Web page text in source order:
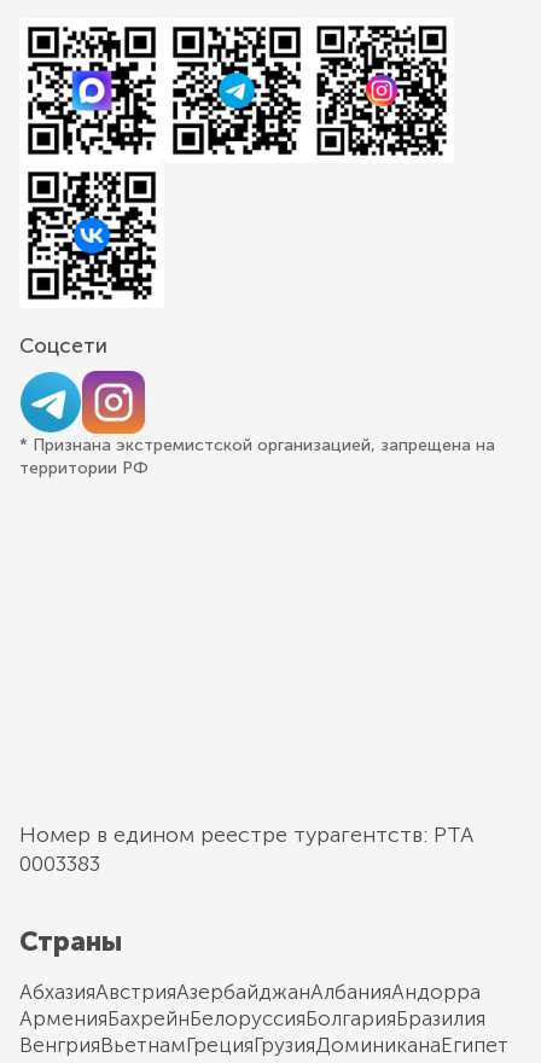
Соцсети
* Признана экстремистской организацией, запрещена на
территории РФ
Номер в едином реестре турагентств: РТА
0003383
Страны
АбхазияАвстрияАзербайджанАлбанияАндорра
АрменияБахрейнБелоруссияБолгарияБразилия
ВенгрияВьетнамГрецияГрузияДоминиканаЕгипет